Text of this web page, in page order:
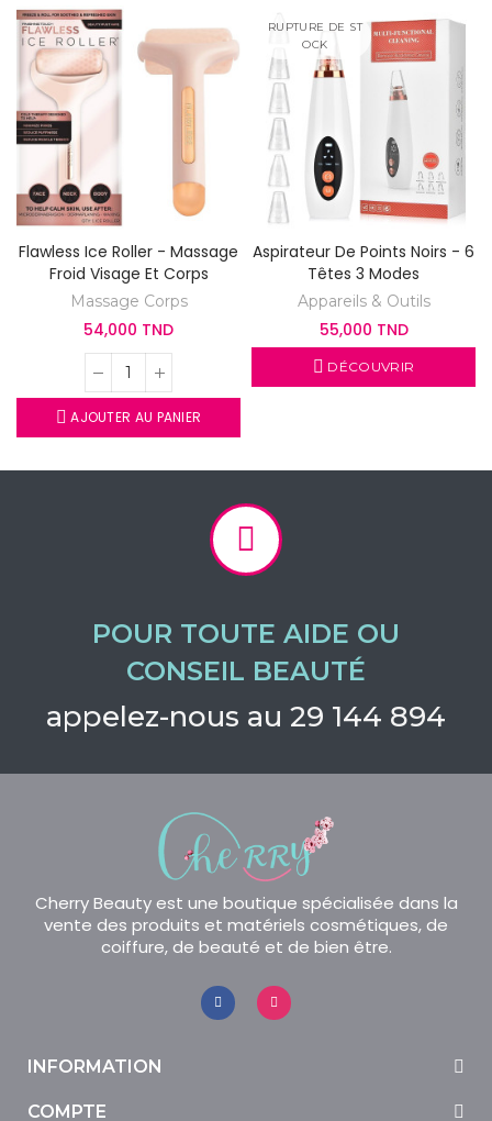
Flawless Ice Roller - Massage
Froid Visage Et Corps
Massage Corps
54,000 TND
AJOUTER AU PANIER
RUPTURE DE ST
OCK
Aspirateur De Points Noirs - 6
Têtes 3 Modes
Appareils & Outils
55,000 TND
DÉCOUVRIR
POUR TOUTE AIDE OU
CONSEIL BEAUTÉ
appelez-nous au 29 144 894
Cherry Beauty est une boutique spécialisée dans la
vente des produits et matériels cosmétiques, de
coiffure, de beauté et de bien être.
INFORMATION
COMPTE